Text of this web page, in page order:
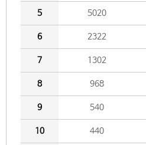
5 5020
6 2322
7 1302
8 968
9 540
10 440